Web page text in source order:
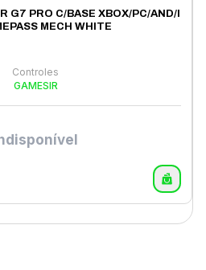
G7 PRO C/BASE XBOX/PC/AND/I
MECH WHITE
Controles
GAMESIR